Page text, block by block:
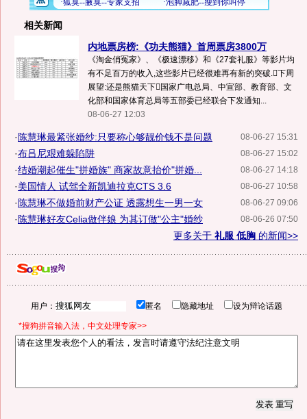
相关新闻
内地票房榜:《功夫熊猫》首周票房3800万
《淘金俏冤家》、《极速漂移》和《27套礼服》等影片均
有不足百万的收入,这些影片已经很难再有新的突破.下周
展望:还是熊猫天下国家广电总局、中宣部、教育部、文
化部和国家体育总局等五部委已经联合下发通知...
08-06-27 12:03
08-06-27 15:31
· 陈慧琳最紧张婚纱:只要称心够靓价钱不是问题
08-06-27 15:02
·布吕尼艰难躲陷阱
08-06-27 14:18
·结婚潮起催生"拼婚族" 商家故意抬价"拼婚...
08-06-27 10:58
·美国情人 试驾全新凯迪拉克CTS 3.6
08-06-27 09:06
· 陈慧琳不做婚前财产公证 透露想生一男一女
08-06-26 07:50
· 陈慧琳好友Celia做伴娘 为其订做"公主"婚纱
更多关于 礼服 低胸 的新闻>>
用户： 匿名 隐藏地址 设为辩论话题
*搜狗拼音输入法，中文处理专家>>